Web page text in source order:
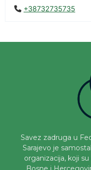
+38732735735
Savez zadruga u
Sarajevo je
organizacija, koji